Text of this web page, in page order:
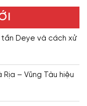
Deye và cách xử
– Vũng Tàu hiệu